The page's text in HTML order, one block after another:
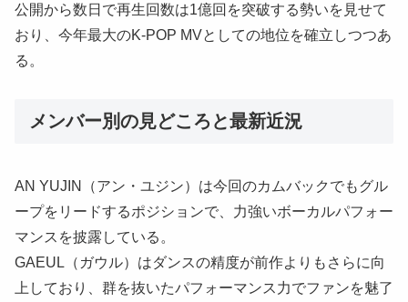
公開から数日で再生回数は1億回を突破する勢いを見せて
おり、今年最大のK-POP MVとしての地位を確立しつつあ
る。
メンバー別の見どころと最新近況
AN YUJIN（アン・ユジン）は今回のカムバックでもグル
ープをリードするポジションで、力強いボーカルパフォー
マンスを披露している。
GAEUL（ガウル）はダンスの精度が前作よりもさらに向
上しており、群を抜いたパフォーマンス力でファンを魅了